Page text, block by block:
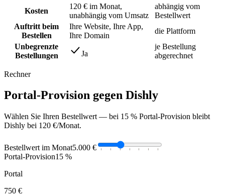
Kosten
120 € im Monat,
unabhängig vom Umsatz
abhängig vom
Bestellwert
Auftritt beim
Bestellen
Ihre Website, Ihre App,
Ihre Domain
die Plattform
Unbegrenzte
Bestellungen
Ja
je Bestellung
abgerechnet
Rechner
Portal-Provision gegen Dishly
Wählen Sie Ihren Bestellwert — bei 15 % Portal-Provision bleibt
Dishly bei 120 €/Monat.
Bestellwert im Monat5.000 €
Portal-Provision15 %
Portal
750 €